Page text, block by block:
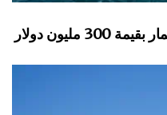
فرنسا تختار خمسة موانئ لاستثمار بقيمة 300 مليون دولار